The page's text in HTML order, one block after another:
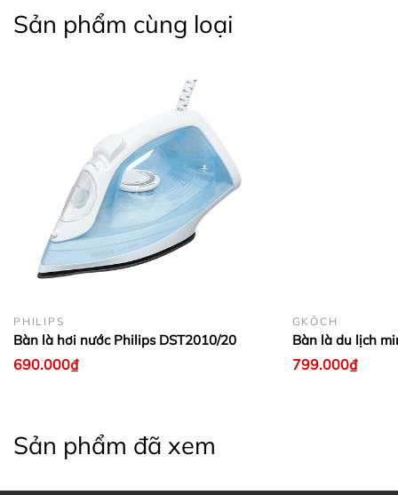
Sản phẩm cùng loại
PHILIPS
Bàn là hơi nước Philips DST2010/20
690.000₫
GKÖCH
Bàn là du lịch
799.000₫
Sản phẩm đã xem